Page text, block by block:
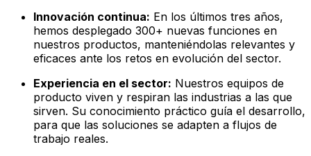
Innovación continua: En los últimos tres años,
hemos desplegado 300+ nuevas funciones en
nuestros productos, manteniéndolas relevantes y
eficaces ante los retos en evolución del sector.
Experiencia en el sector: Nuestros equipos de
producto viven y respiran las industrias a las que
sirven. Su conocimiento práctico guía el desarrollo,
para que las soluciones se adapten a flujos de
trabajo reales.